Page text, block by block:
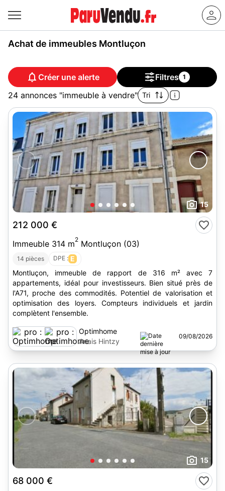
Achat de immeubles Montluçon
Créer une alerte Filtres 1
24 annonces "immeuble à vendre" Tri
15
212 000 €
Immeuble 314 m2 Montluçon (03)
14 pièces DPE : E
Montluçon, immeuble de rapport de 316 m² avec 7
appartements, idéal pour investisseurs. Bien situé près de
l'A71, proche des commodités. Potentiel de valorisation et
optimisation des loyers. Compteurs individuels et jardin
complètent l'ensemble.
Optimhome
Anais Hintzy
09/08/2026
15
68 000 €